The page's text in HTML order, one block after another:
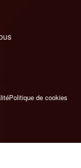
Politique de cookies